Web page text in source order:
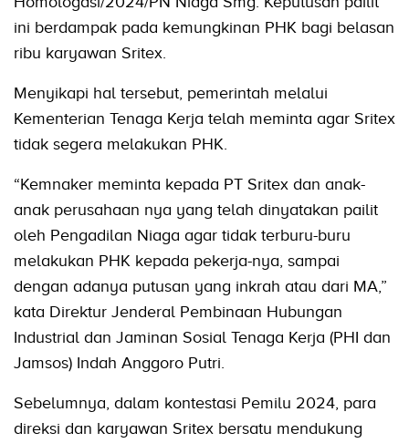
ini berdampak pada kemungkinan PHK bagi belasan
ribu karyawan Sritex.
Menyikapi hal tersebut, pemerintah melalui
Kementerian Tenaga Kerja telah meminta agar Sritex
tidak segera melakukan PHK.
“Kemnaker meminta kepada PT Sritex dan anak-
anak perusahaan nya yang telah dinyatakan pailit
oleh Pengadilan Niaga agar tidak terburu-buru
melakukan PHK kepada pekerja-nya, sampai
dengan adanya putusan yang inkrah atau dari MA,”
kata Direktur Jenderal Pembinaan Hubungan
Industrial dan Jaminan Sosial Tenaga Kerja (PHI dan
Jamsos) Indah Anggoro Putri.
Sebelumnya, dalam kontestasi Pemilu 2024, para
direksi dan karyawan Sritex bersatu mendukung